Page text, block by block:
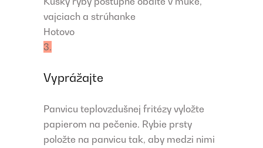
vajciach a strúhanke
Hotovo
3.
Vyprážajte
Panvicu teplovzdušnej fritézy vyložte
papierom na pečenie. Rybie prsty
položte na panvicu tak, aby medzi nimi